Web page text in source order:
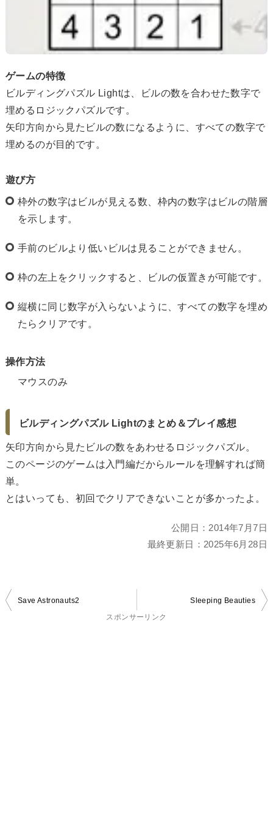
ゲームの特徴
ビルディングパズル Lightは、ビルの数を合わせた数字で
埋めるロジックパズルです。
矢印方向から見たビルの数になるように、すべての数字で
埋めるのが目的です。
遊び方
枠外の数字はビルが見える数、枠内の数字はビルの階層
を示します。
手前のビルより低いビルは見ることができません。
枠の左上をクリックすると、ビルの仮置きが可能です。
縦横に同じ数字が入らないように、すべての数字を埋め
たらクリアです。
操作方法
マウスのみ
ビルディングパズル Lightのまとめ＆プレイ感想
矢印方向から見たビルの数をあわせるロジックパズル。
このページのゲームは入門編だからルールを理解すれば簡
単。
とはいっても、初回でクリアできないことが多かったよ。
公開日： 2014年7月7日
最終更新日： 2025年6月28日
投
Save Astronauts2
Sleeping Beauties
スポンサーリンク